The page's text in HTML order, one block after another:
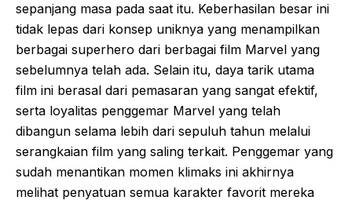
sepanjang masa pada saat itu. Keberhasilan besar ini
tidak lepas dari konsep uniknya yang menampilkan
berbagai superhero dari berbagai film Marvel yang
sebelumnya telah ada. Selain itu, daya tarik utama
film ini berasal dari pemasaran yang sangat efektif,
serta loyalitas penggemar Marvel yang telah
dibangun selama lebih dari sepuluh tahun melalui
serangkaian film yang saling terkait. Penggemar yang
sudah menantikan momen klimaks ini akhirnya
melihat penyatuan semua karakter favorit mereka